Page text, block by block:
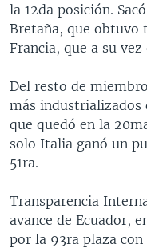
la 12da posición.
Bretaña, que obtuvo
Francia, que a su
Del resto de
más industrializados
que quedó en la
solo Italia ganó un
51ra.
Transparencia
avance de Ecuador,
por la 93ra plaza